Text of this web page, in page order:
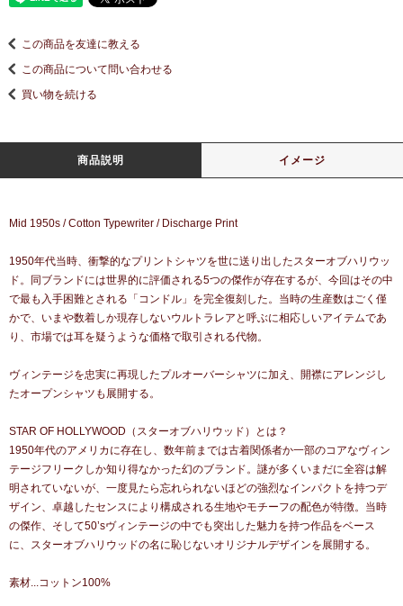
この商品を友達に教える
この商品について問い合わせる
買い物を続ける
商品説明 イメージ
Mid 1950s / Cotton Typewriter / Discharge Print
1950年代当時、衝撃的なプリントシャツを世に送り出したスターオブハリウッ
ド。同ブランドには世界的に評価される5つの傑作が存在するが、今回はその中
で最も入手困難とされる「コンドル」を完全復刻した。当時の生産数はごく僅
かで、いまや数着しか現存しないウルトラレアと呼ぶに相応しいアイテムであ
り、市場では耳を疑うような価格で取引される代物。
ヴィンテージを忠実に再現したプルオーバーシャツに加え、開襟にアレンジし
たオープンシャツも展開する。
STAR OF HOLLYWOOD（スターオブハリウッド）とは？
1950年代のアメリカに存在し、数年前までは古着関係者か一部のコアなヴィン
テージフリークしか知り得なかった幻のブランド。謎が多くいまだに全容は解
明されていないが、一度見たら忘れられないほどの強烈なインパクトを持つデ
ザイン、卓越したセンスにより構成される生地やモチーフの配色が特徴。当時
の傑作、そして50’sヴィンテージの中でも突出した魅力を持つ作品をベース
に、スターオブハリウッドの名に恥じないオリジナルデザインを展開する。
素材...コットン100%